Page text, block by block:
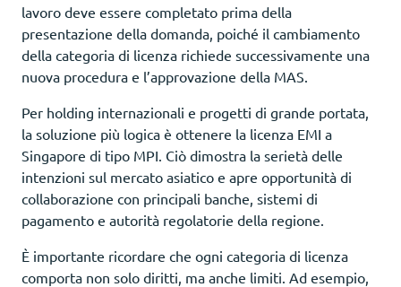
lavoro deve essere completato prima della
presentazione della domanda, poiché il cambiamento
della categoria di licenza richiede successivamente una
nuova procedura e l’approvazione della MAS.
Per holding internazionali e progetti di grande portata,
la soluzione più logica è ottenere la licenza EMI a
Singapore di tipo MPI. Ciò dimostra la serietà delle
intenzioni sul mercato asiatico e apre opportunità di
collaborazione con principali banche, sistemi di
pagamento e autorità regolatorie della regione.
È importante ricordare che ogni categoria di licenza
comporta non solo diritti, ma anche limiti. Ad esempio,